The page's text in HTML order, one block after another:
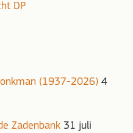
DP
(1937-2026) 4
Zadenbank 31 juli